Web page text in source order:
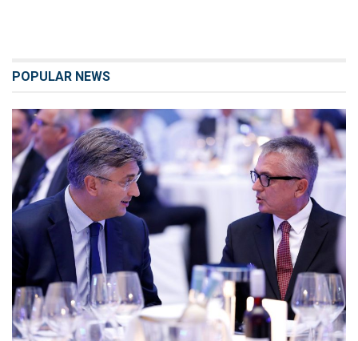
POPULAR NEWS